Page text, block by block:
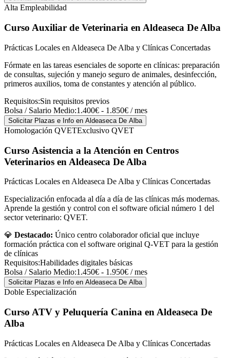
Alta Empleabilidad
Curso Auxiliar de Veterinaria en Aldeaseca De Alba
Prácticas Locales en Aldeaseca De Alba y Clínicas Concertadas
Fórmate en las tareas esenciales de soporte en clínicas: preparación
de consultas, sujeción y manejo seguro de animales, desinfección,
primeros auxilios, toma de constantes y atención al público.
Requisitos:Sin requisitos previos
Bolsa / Salario Medio:1.400€ - 1.850€ / mes
Solicitar Plazas e Info en Aldeaseca De Alba
Homologación QVETExclusivo QVET
Curso Asistencia a la Atención en Centros
Veterinarios en Aldeaseca De Alba
Prácticas Locales en Aldeaseca De Alba y Clínicas Concertadas
Especialización enfocada al día a día de las clínicas más modernas.
Aprende la gestión y control con el software oficial número 1 del
sector veterinario: QVET.
💎 Destacado: Único centro colaborador oficial que incluye
formación práctica con el software original Q-VET para la gestión
de clínicas
Requisitos:Habilidades digitales básicas
Bolsa / Salario Medio:1.450€ - 1.950€ / mes
Solicitar Plazas e Info en Aldeaseca De Alba
Doble Especialización
Curso ATV y Peluquería Canina en Aldeaseca De
Alba
Prácticas Locales en Aldeaseca De Alba y Clínicas Concertadas